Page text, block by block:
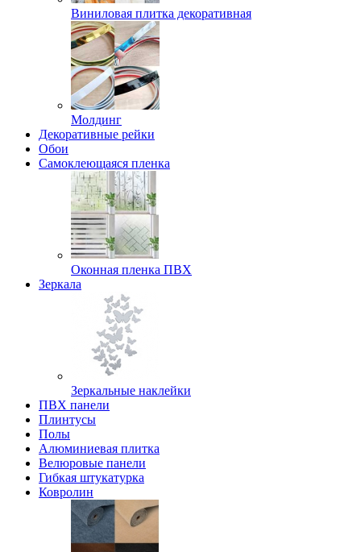
Виниловая плитка декоративная
Молдинг
Декоративные рейки
Обои
Самоклеющаяся пленка
Оконная пленка ПВХ
Зеркала
Зеркальные наклейки
ПВХ панели
Плинтусы
Полы
Алюминиевая плитка
Велюровые панели
Гибкая штукатурка
Ковролин